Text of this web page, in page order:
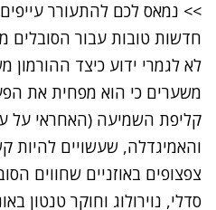
>> נמאס לכם להתעורר
חדשות טובות עבור הסובלים
לא לגמרי ידוע כיצד ההורמון
משערים כי הוא מפחית את
קליפת השמיעה (האחראי על
והאמיגדלה, שעשויים להיות
צפצופים באוזניים שחווים
סדלי, נוירולוג וחוקר טנטון